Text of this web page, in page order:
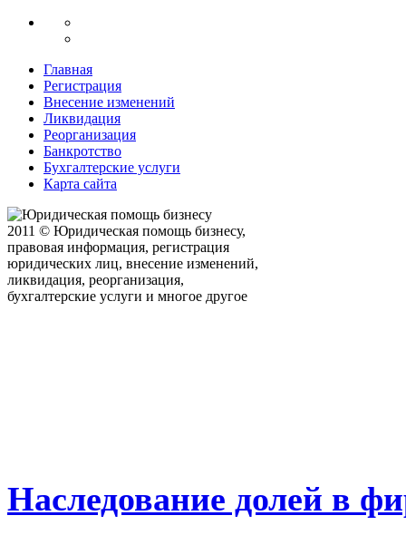
Главная
Регистрация
Внесение изменений
Ликвидация
Реорганизация
Банкротство
Бухгалтерские услуги
Карта сайта
Наследование долей в
2011 © Юридическая помощь бизнесу,
правовая информация, регистрация
юридических лиц, внесение изменений,
ликвидация, реорганизация,
бухгалтерские услуги и многое другое